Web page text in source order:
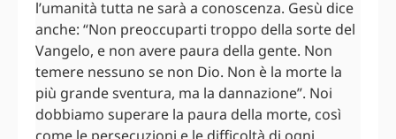
l’umanità tutta ne sarà a conoscenza. Gesù dice
anche: “Non preoccuparti troppo della sorte del
Vangelo, e non avere paura della gente. Non
temere nessuno se non Dio. Non è la morte la
più grande sventura, ma la dannazione”. Noi
dobbiamo superare la paura della morte, così